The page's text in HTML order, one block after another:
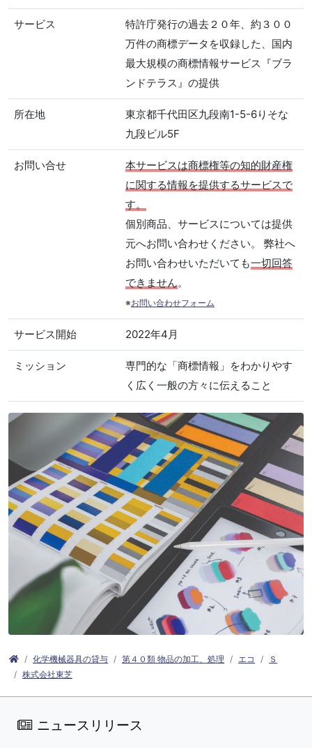
サービス
特許庁発行の過去２０年、約３００
万件の商標データを収録した、国内
最大規模の商標情報サービス『ブラ
ンドテラス』の提供
所在地
東京都千代田区九段南1-5-6りそな
九段ビル5F
お問い合せ
本サービスは商標権等の知的財産権
に関する情報を提供するサービスで
す。
個別商品、サービスについては提供
元へお問い合わせください。 弊社へ
お問い合わせいただいても一切回答
できません。
※お問い合わせフォーム
サービス開始 2022年4月
ミッション
専門的な「商標情報」をわかりやす
く広く一般の方々に伝えること
化学機械器具の貸与 第４０類 物品の加工、処理 エコ
Ｓ
株式会社東芝
ニュースリリース